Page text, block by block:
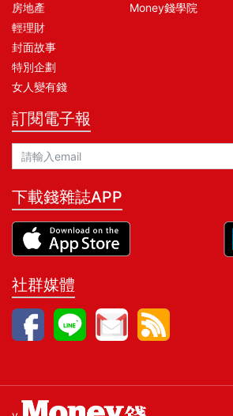
房地產
輕理財
封面故事
特別企劃
女人變有錢
Money錢學院
訂閱電子報
下載錢雜誌APP
社群媒體